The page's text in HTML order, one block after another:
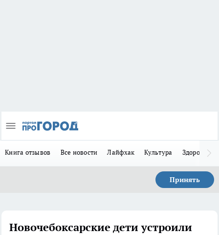
Книга отзывов Все новости Лайфхак Культура Здоровье
Принять
Новочебоксарские дети устроили